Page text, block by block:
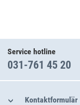
Service hotline
031-761 45 20
Kontaktformulär